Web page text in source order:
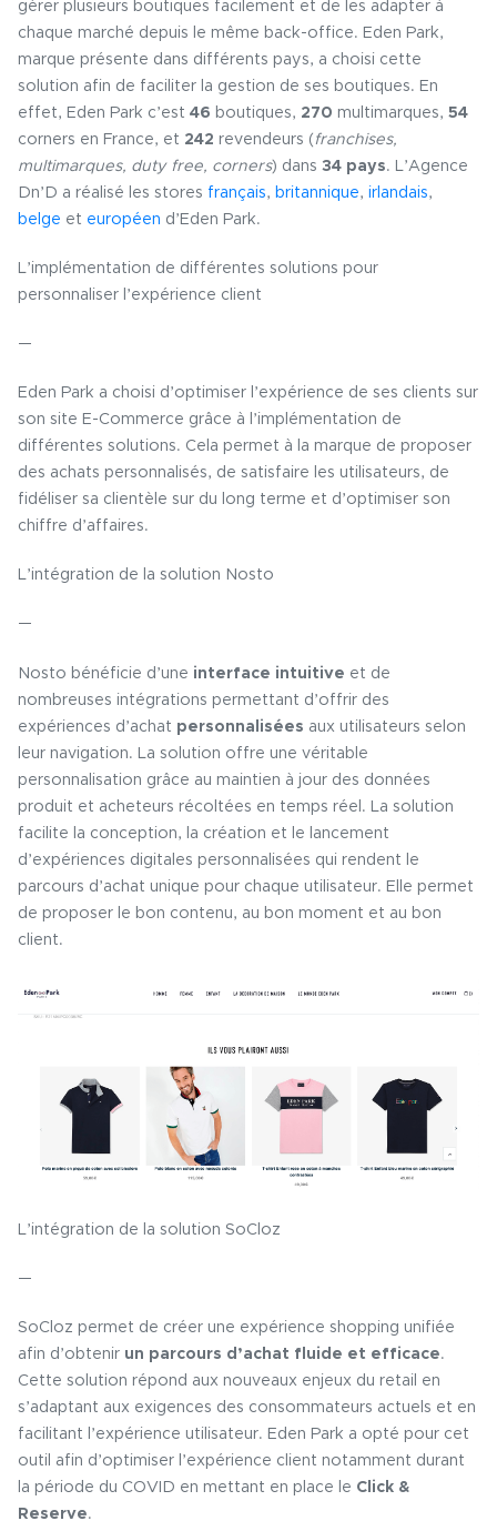
gérer plusieurs boutiques facilement et de les adapter à
chaque marché depuis le même back-office. Eden Park,
marque présente dans différents pays, a choisi cette
solution afin de faciliter la gestion de ses boutiques. En
effet, Eden Park c’est 46 boutiques, 270 multimarques, 54
corners en France, et 242 revendeurs ( franchises,
multimarques, duty free, corners) dans 34 pays. L’Agence
Dn’D a réalisé les stores français, britannique, irlandais,
belge et européen d’Eden Park.
L’implémentation de différentes solutions pour
personnaliser l’expérience client
—
Eden Park a choisi d’optimiser l’expérience de ses clients sur
son site E-Commerce grâce à l’implémentation de
différentes solutions. Cela permet à la marque de proposer
des achats personnalisés, de satisfaire les utilisateurs, de
fidéliser sa clientèle sur du long terme et d’optimiser son
chiffre d’affaires.
L’intégration de la solution Nosto
—
Nosto bénéficie d’une interface intuitive et de
nombreuses intégrations permettant d’offrir des
expériences d’achat personnalisées aux utilisateurs selon
leur navigation. La solution offre une véritable
personnalisation grâce au maintien à jour des données
produit et acheteurs récoltées en temps réel. La solution
facilite la conception, la création et le lancement
d’expériences digitales personnalisées qui rendent le
parcours d’achat unique pour chaque utilisateur. Elle permet
de proposer le bon contenu, au bon moment et au bon
client.
L’intégration de la solution SoCloz
—
SoCloz permet de créer une expérience shopping unifiée
afin d’obtenir un parcours d’achat fluide et efficace.
Cette solution répond aux nouveaux enjeux du retail en
s’adaptant aux exigences des consommateurs actuels et en
facilitant l’expérience utilisateur. Eden Park a opté pour cet
outil afin d’optimiser l’expérience client notamment durant
la période du COVID en mettant en place le Click &
Reserve.